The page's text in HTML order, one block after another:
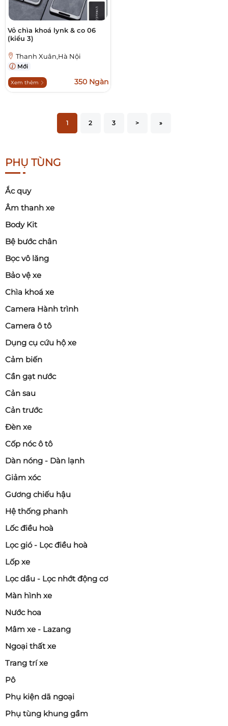
Vỏ chìa khoá lynk & co 06
(kiểu 3)
Thanh Xuân,Hà Nội
Mới
Xem thêm 350 Ngàn
1 2 3 > »
PHỤ TÙNG
Ắc quy
Âm thanh xe
Body Kit
Bệ bước chân
Bọc vô lăng
Bảo vệ xe
Chìa khoá xe
Camera Hành trình
Camera ô tô
Dụng cụ cứu hộ xe
Cảm biến
Cần gạt nước
Cản sau
Cản trước
Đèn xe
Cốp nóc ô tô
Dàn nóng - Dàn lạnh
Giảm xóc
Gương chiếu hậu
Hệ thống phanh
Lốc điều hoà
Lọc gió - Lọc điều hoà
Lốp xe
Lọc dầu - Lọc nhớt động cơ
Màn hình xe
Nước hoa
Mâm xe - Lazang
Ngoại thất xe
Trang trí xe
Pô
Phụ kiện dã ngoại
Phụ tùng khung gầm